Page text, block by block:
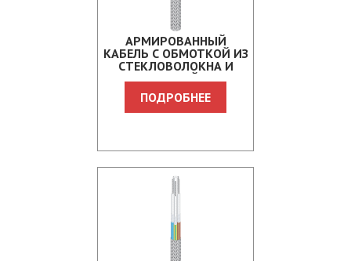
АРМИРОВАННЫЙ
КАБЕЛЬ С ОБМОТКОЙ ИЗ
СТЕКЛОВОЛОКНА И
ОПЛЕТКОЙ ИЗ
СТЕКЛОВОЛОКНА
NCCMST
ПОДРОБНЕЕ